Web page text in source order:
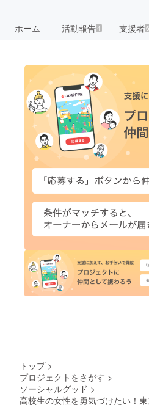
ホーム 活動報告4 支援者
トップ >
プロジェクトをさがす >
ソーシャルグッド >
高校生の女性を勇気づけたい！